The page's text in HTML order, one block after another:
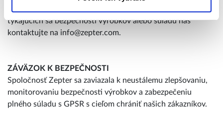
týkajúcich sa bezpečnosti výrobkov alebo súladu nás
kontaktujte na info@zepter.com.
ZÁVÄZOK K BEZPEČNOSTI
Spoločnosť Zepter sa zaviazala k neustálemu zlepšovaniu,
monitorovaniu bezpečnosti výrobkov a zabezpečeniu
plného súladu s GPSR s cieľom chrániť našich zákazníkov.